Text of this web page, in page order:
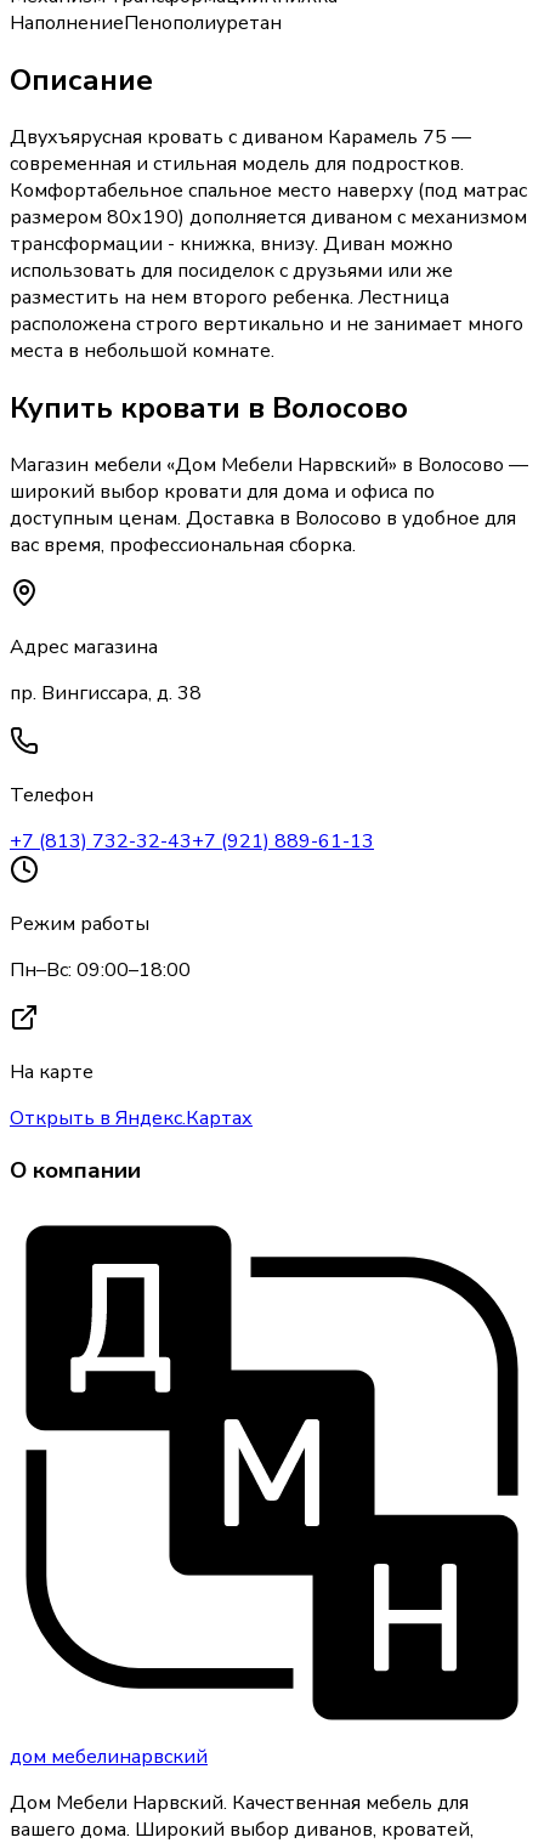
НаполнениеПенополиуретан
Описание
Двухъярусная кровать с диваном Карамель 75 —
современная и стильная модель для подростков.
Комфортабельное спальное место наверху (под матрас
размером 80х190) дополняется диваном с механизмом
трансформации - книжка, внизу. Диван можно
использовать для посиделок с друзьями или же
разместить на нем второго ребенка. Лестница
расположена строго вертикально и не занимает много
места в небольшой комнате.
Купить кровати в Волосово
Магазин мебели «Дом Мебели Нарвский» в Волосово —
широкий выбор кровати для дома и офиса по
доступным ценам. Доставка в Волосово в удобное для
вас время, профессиональная сборка.
Адрес магазина
пр. Вингиссара, д. 38
Телефон
+7 (813) 732-32-43+7 (921) 889-61-13
Режим работы
Пн–Вс: 09:00–18:00
На карте
Открыть в Яндекс.Картах
О компании
дом мебелинарвский
Дом Мебели Нарвский. Качественная мебель для
вашего дома. Широкий выбор диванов, кроватей,